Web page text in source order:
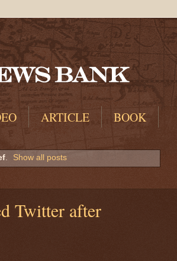
ARTICLE BOOK
. Show all posts
Twitter after